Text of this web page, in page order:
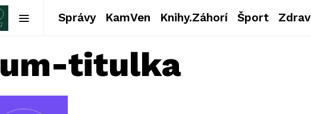
Správy KamVen Knihy.Záhorí Šport
titulka